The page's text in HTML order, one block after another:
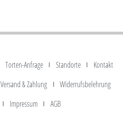
Torten-Anfrage Standorte
Kontakt
Versand & Zahlung
Widerrufsbelehrung
Impressum AGB